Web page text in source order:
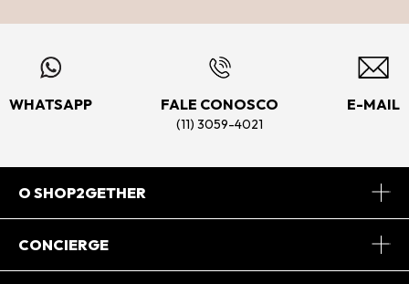
WHATSAPP FALE CONOSCO
(11) 3059-4021
E-MAIL
O SHOP2GETHER
Sobre Nós
CONCIERGE